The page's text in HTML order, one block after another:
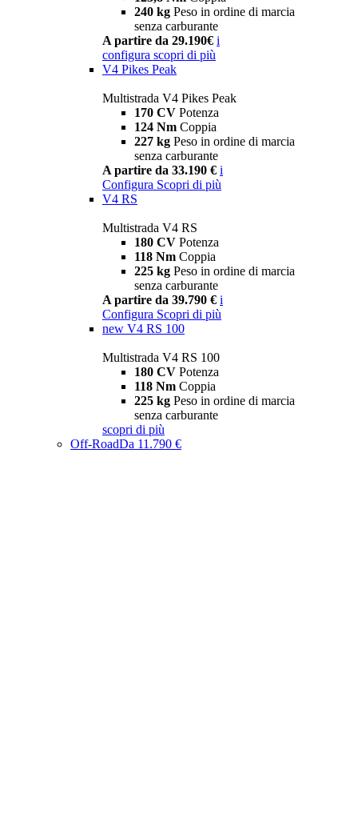
240 kg Peso in ordine di marcia
senza carburante
A partire da 29.190€ i
configura scopri di più
V4 Pikes Peak
Multistrada V4 Pikes Peak
170 CV Potenza
124 Nm Coppia
227 kg Peso in ordine di marcia
senza carburante
A partire da 33.190 € i
Configura Scopri di più
V4 RS
Multistrada V4 RS
180 CV Potenza
118 Nm Coppia
225 kg Peso in ordine di marcia
senza carburante
A partire da 39.790 € i
Configura Scopri di più
new V4 RS 100
Multistrada V4 RS 100
180 CV Potenza
118 Nm Coppia
225 kg Peso in ordine di marcia
senza carburante
scopri di più
Off-RoadDa 11.790 €